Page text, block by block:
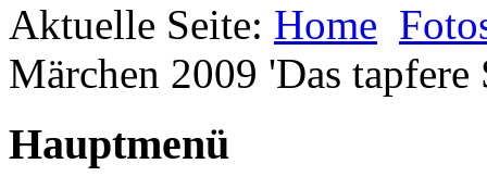
Aktuelle Seite: Home
Märchen 2009 'Das tapfere
Hauptmenü